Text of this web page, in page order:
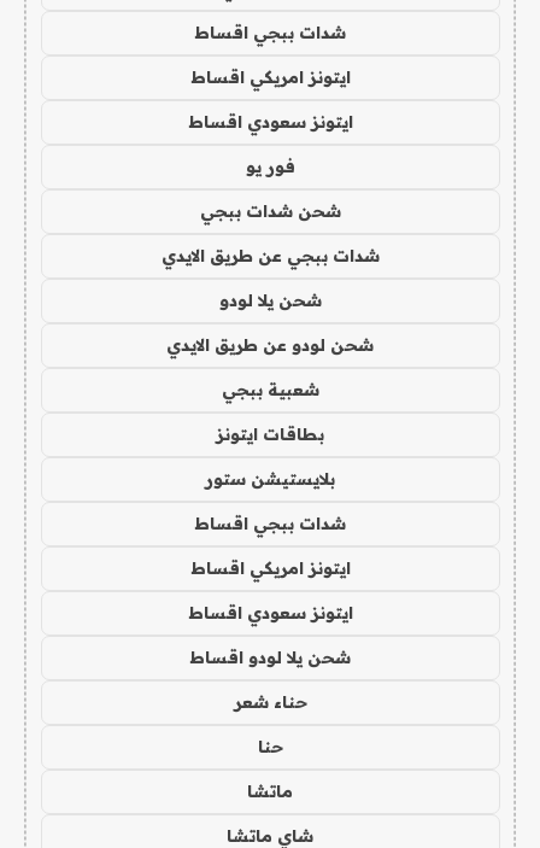
شدات ببجي اقساط
ايتونز امريكي اقساط
ايتونز سعودي اقساط
فور يو
شحن شدات ببجي
شدات ببجي عن طريق الايدي
شحن يلا لودو
شحن لودو عن طريق الايدي
شعبية ببجي
بطاقات ايتونز
بلايستيشن ستور
شدات ببجي اقساط
ايتونز امريكي اقساط
ايتونز سعودي اقساط
شحن يلا لودو اقساط
حناء شعر
حنا
ماتشا
شاي ماتشا